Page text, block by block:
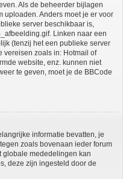
Als de beheerder bijlagen
uploaden. Anders moet je er voor
server beschikbaar is,
Linken naar een
(tenzij het een publieke server
vereisen zoals in: Hotmail of
website, enz. kunnen niet
te geven, moet je de BBCode
informatie bevatten, je
zoals bovenaan ieder forum
globale mededelingen kan
deze zijn ingesteld door de